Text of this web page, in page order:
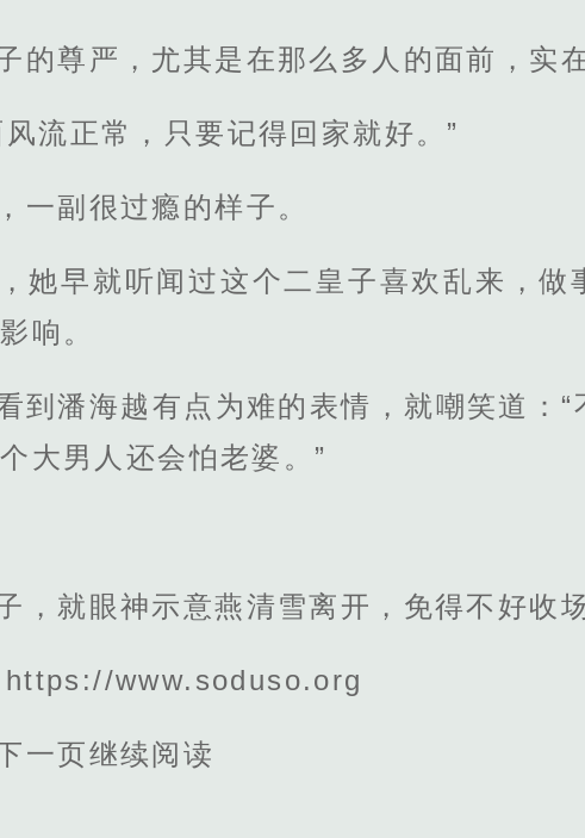
的尊严，尤其是在那么多人的面前，实
流正常，只要记得回家就好。”
一副很过瘾的样子。
她早就听闻过这个二皇子喜欢乱来，做
响。
到潘海越有点为难的表情，就嘲笑道：“
大男人还会怕老婆。”
，就眼神示意燕清雪离开，免得不好收场
https://www.soduso.org
一页继续阅读